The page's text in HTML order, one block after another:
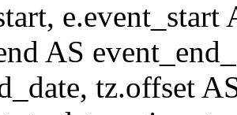
AS
tz.offset